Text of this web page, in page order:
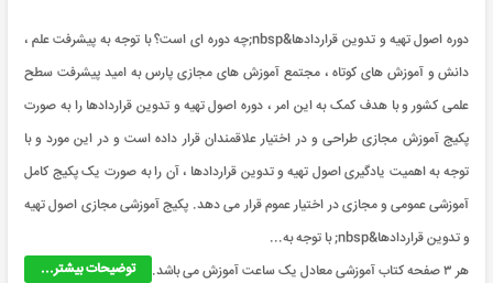
دوره اصول تهیه و تدوین قراردادها&nbsp;چه دوره ای است؟ با توجه به پیشرفت علم ،
دانش و آموزش های کوتاه ، مجتمع آموزش های مجازی پارس به امید پیشرفت سطح
علمی کشور و با هدف کمک به این امر ، دوره اصول تهیه و تدوین قراردادها را به صورت
پکیج آموزش مجازی طراحی و در اختیار علاقمندان قرار داده است و در این مورد و با
توجه به اهمیت یادگیری اصول تهیه و تدوین قراردادها ، آن را به صورت یک پکیج کامل
آموزشی عمومی و مجازی در اختیار عموم قرار می دهد. پکیج آموزشی مجازی اصول تهیه
و تدوین قراردادها&nbsp; با توجه به...
توضیحات بیشتر...
هر ۳ صفحه کتاب آموزشی معادل یک ساعت آموزش می باشد.